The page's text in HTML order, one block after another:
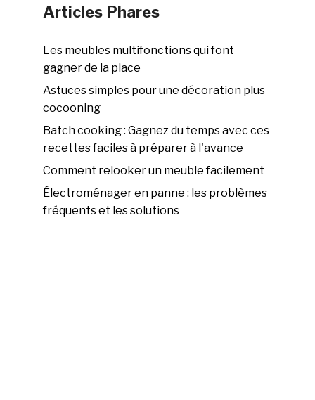
Articles Phares
Les meubles multifonctions qui font
gagner de la place
Astuces simples pour une décoration plus
cocooning
Batch cooking : Gagnez du temps avec ces
recettes faciles à préparer à l'avance
Comment relooker un meuble facilement
Électroménager en panne : les problèmes
fréquents et les solutions